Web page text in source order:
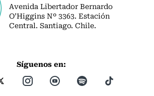
Avenida Libertador Bernardo
O’Higgins Nº 3363. Estación
Central. Santiago. Chile.
Síguenos en: